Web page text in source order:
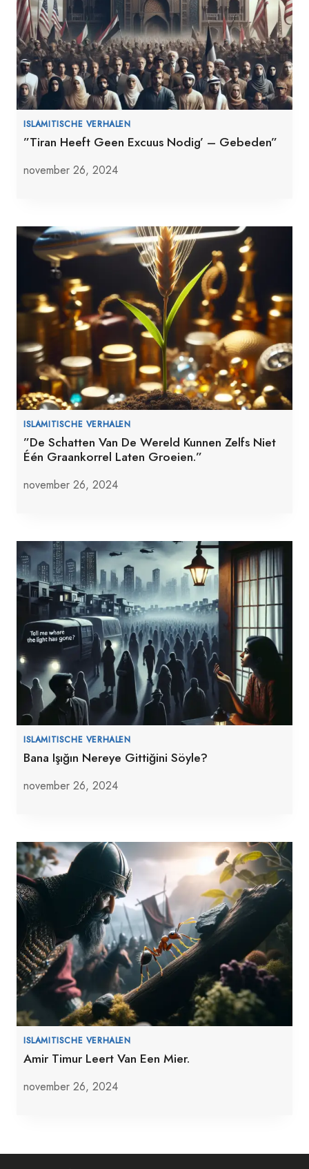
ISLAMITISCHE VERHALEN
”Tiran Heeft Geen Excuus Nodig’ – Gebeden”
november 26, 2024
ISLAMITISCHE VERHALEN
”De Schatten Van De Wereld Kunnen Zelfs Niet
Één Graankorrel Laten Groeien.”
november 26, 2024
ISLAMITISCHE VERHALEN
Bana Işığın Nereye Gittiğini Söyle?
november 26, 2024
ISLAMITISCHE VERHALEN
Amir Timur Leert Van Een Mier.
november 26, 2024